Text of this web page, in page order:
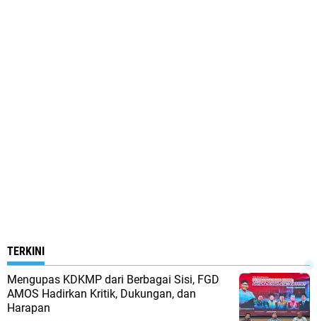
TERKINI
Mengupas KDKMP dari Berbagai Sisi, FGD
AMOS Hadirkan Kritik, Dukungan, dan
Harapan